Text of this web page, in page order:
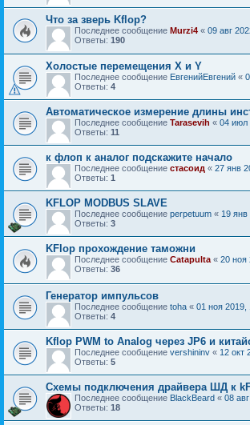
Что за зверь Kflop?
Последнее сообщение Murzi4 « 09 авг
Ответы: 190
Холостые перемещения X и Y
Последнее сообщение ЕвгенийЕвгений «
Ответы: 4
Автоматическое измерение длины
Последнее сообщение Tarasevih « 04 июл
Ответы: 11
к флоп к аналог подскажите начало
Последнее сообщение стасоид « 27 янв
Ответы: 1
KFLOP MODBUS SLAVE
Последнее сообщение perpetuum « 19 янв
Ответы: 3
KFlop прохождение таможни
Последнее сообщение Catapulta « 20 ноя
Ответы: 36
Генератор импульсов
Последнее сообщение toha « 01 ноя 2019,
Ответы: 4
Kflop PWM to Analog через JP6 и
Последнее сообщение vershininv « 12 окт
Ответы: 5
Схемы подключения драйвера ШД к
Последнее сообщение BlackBeard « 08
Ответы: 18